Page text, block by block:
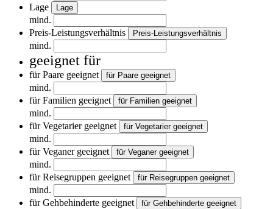
Lage
Lage
mind.
Preis-Leistungsverhältnis
Preis-Leistungsverhältnis
mind.
geeignet für
für Paare geeignet für Paare geeignet
mind.
für Familien geeignet
für Familien geeignet
mind.
für Vegetarier geeignet
für Vegetarier geeignet
mind.
für Veganer geeignet
für Veganer geeignet
mind.
für Reisegruppen geeignet
für Reisegruppen geeignet
mind.
für Gehbehinderte geeignet
für Gehbehinderte geeignet